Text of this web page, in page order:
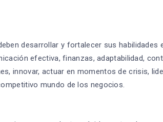
desarrollar y fortalecer sus habilidades
efectiva, finanzas, adaptabilidad,
innovar, actuar en momentos de crisis,
mundo de los negocios.